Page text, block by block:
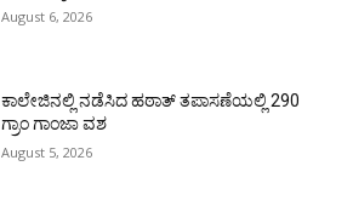
August 6, 2026
ಕಾಲೇಜಿನಲ್ಲಿ ನಡೆಸಿದ ಹಠಾತ್ ತಪಾಸಣೆಯಲ್ಲಿ 290
ಗ್ರಾಂ ಗಾಂಜಾ ವಶ
August 5, 2026